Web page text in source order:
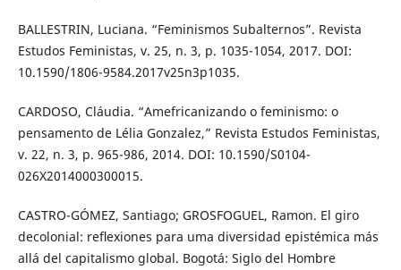
BALLESTRIN, Luciana. “Feminismos Subalternos”. Revista
Estudos Feministas, v. 25, n. 3, p. 1035-1054, 2017. DOI:
10.1590/1806-9584.2017v25n3p1035.
CARDOSO, Cláudia. “Amefricanizando o feminismo: o
pensamento de Lélia Gonzalez,” Revista Estudos Feministas,
v. 22, n. 3, p. 965-986, 2014. DOI: 10.1590/S0104-
026X2014000300015.
CASTRO-GÓMEZ, Santiago; GROSFOGUEL, Ramon. El giro
decolonial: reﬂexiones para uma diversidad epistémica más
allá del capitalismo global. Bogotá: Siglo del Hombre